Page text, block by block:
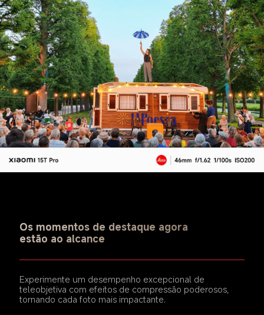
Os momentos de destaque agora
estão ao alcance
Experimente um desempenho excepcional de
teleobjetiva com efeitos de compressão poderosos,
tornando cada foto mais impactante.